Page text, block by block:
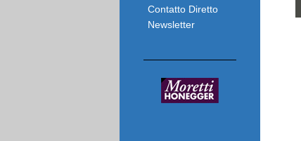
Contatto Diretto
Newsletter